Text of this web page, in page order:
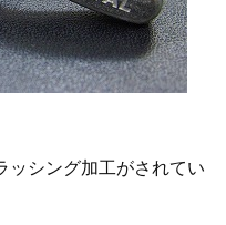
ッシング加工がされてい